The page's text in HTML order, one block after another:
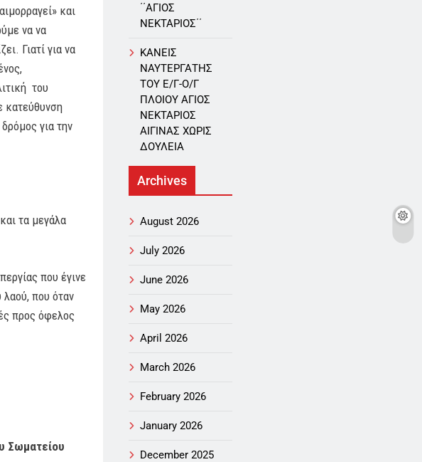
και
να να
Γιατί για να
του
κατεύθυνση
για την
τα μεγάλα
που έγινε
που όταν
προς όφελος
Σωματείου
΄΄ΑΓΙΟΣ
ΝΕΚΤΑΡΙΟΣ΄΄
ΚΑΝΕΙΣ
ΝΑΥΤΕΡΓΑΤΗΣ
TOY Ε/Γ-Ο/Γ
ΠΛΟΙΟY ΑΓΙΟΣ
ΝΕΚΤΑΡΙΟΣ
ΑΙΓΙΝΑΣ ΧΩΡΙΣ
ΔΟΥΛΕΙΑ
Archives
August 2026
July 2026
June 2026
May 2026
April 2026
March 2026
February 2026
January 2026
December 2025